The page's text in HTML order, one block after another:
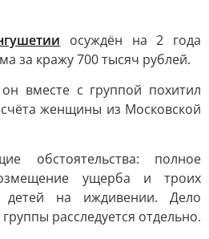
осуждён на 2 года
за кражу 700 тысяч рублей.
вместе с группой похитил
счёта женщины из Московской
обстоятельства: полное
ущерба и троих
детей на иждивении. Дело
расследуется отдельно.